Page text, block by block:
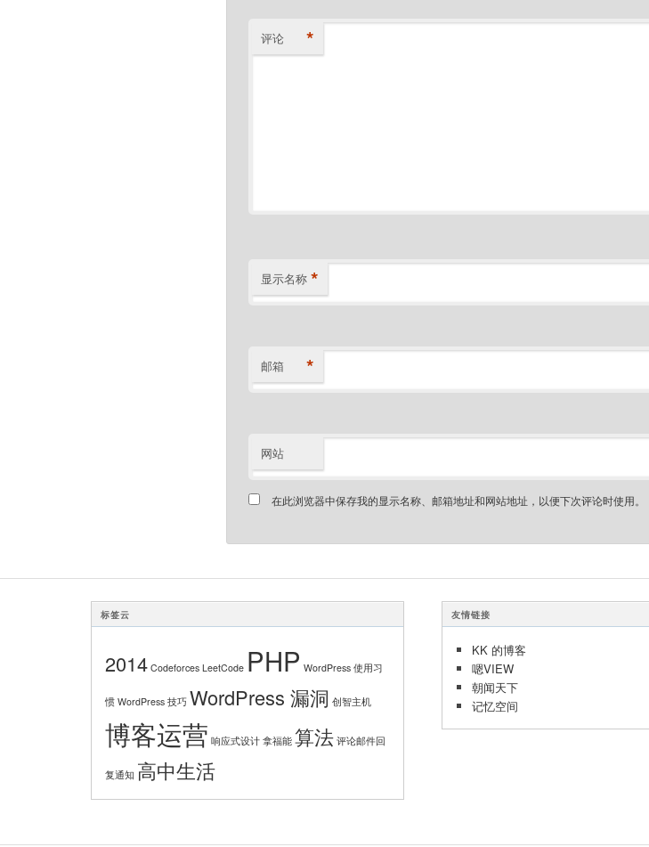
评论 *
显示名称 *
邮箱 *
网站
在此浏览器中保存我的显示名称、邮箱地址和网站地址，以便下次评论时使用。
标签云
2014 Codeforces LeetCode PHP WordPress 使用习
惯 WordPress 技巧 WordPress 漏洞 创智主机
博客运营 响应式设计 拿福能 算法 评论邮件回
复通知 高中生活
友情链接
KK 的博客
嗯VIEW
朝闻天下
记忆空间